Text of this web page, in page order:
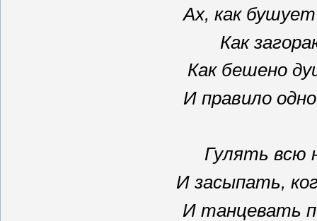
Ах, как
Как
Как бешено
И правило
Гулять всю
И засыпать,
И танцевать